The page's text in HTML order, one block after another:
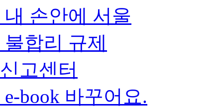
내 손안에 서울
불합리 규제
신고센터
e-book 바꾸어요.